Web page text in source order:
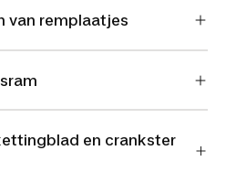
van remplaatjes
en crankster